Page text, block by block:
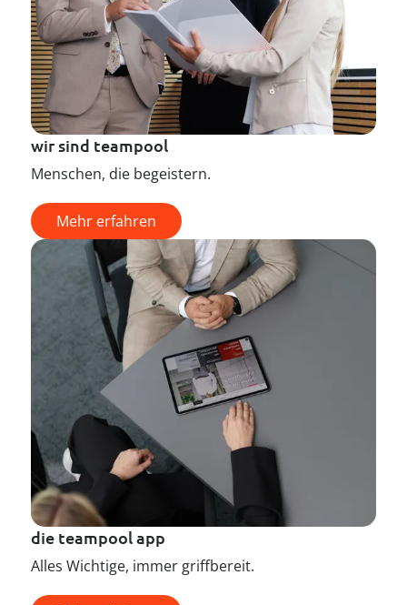
wir sind teampool
Menschen, die begeistern.
Mehr erfahren
die teampool app
Alles Wichtige, immer griffbereit.